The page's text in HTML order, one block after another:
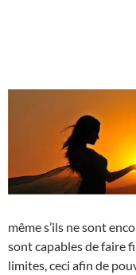
même s’ils ne sont
sont capables de faire
limites, ceci afin de